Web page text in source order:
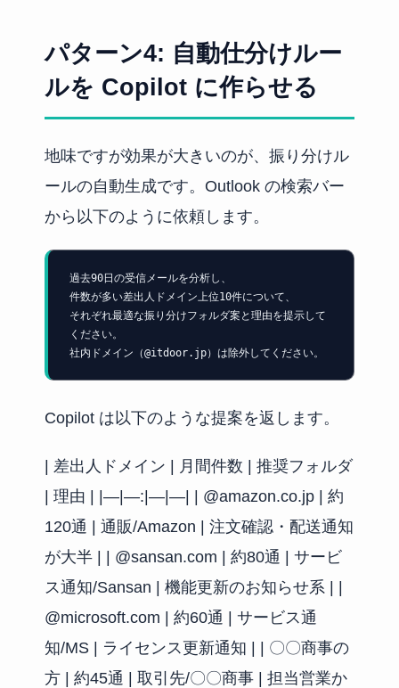
パターン4: 自動仕分けルー
ルを Copilot に作らせる
地味ですが効果が大きいのが、振り分けル
ールの自動生成です。Outlook の検索バー
から以下のように依頼します。
過去90日の受信メールを分析し、
件数が多い差出人ドメイン上位10件について、
それぞれ最適な振り分けフォルダ案と理由を提示して
ください。
社内ドメイン（@itdoor.jp）は除外してください。
Copilot は以下のような提案を返します。
| 差出人ドメイン | 月間件数 | 推奨フォルダ
| 理由 | |—|—:|—|—| | @amazon.co.jp | 約
120通 | 通販/Amazon | 注文確認・配送通知
が大半 | | @sansan.com | 約80通 | サービ
ス通知/Sansan | 機能更新のお知らせ系 | |
@microsoft.com | 約60通 | サービス通
知/MS | ライセンス更新通知 | | 〇〇商事の
方 | 約45通 | 取引先/〇〇商事 | 担当営業か